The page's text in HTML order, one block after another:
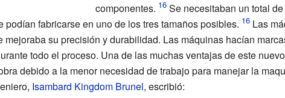
componentes.
Se necesitaban un total
podían fabricarse en uno de los tres tamaños posibles.
Las
mejoraba su precisión y durabilidad. Las máquinas hacían
todo el proceso. Una de las muchas ventajas de este
debido a la menor necesidad de trabajo para manejar la
Isambard Kingdom Brunel, escribió: